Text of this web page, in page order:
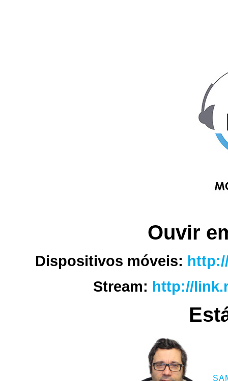
Ouvir
Dispositivos móveis:
Stream: http://